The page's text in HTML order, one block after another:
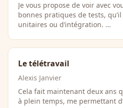
Je vous propose de voir avec
bonnes pratiques de tests, qu’il
unitaires ou d’intégration. …
Le télétravail
Alexis Janvier
Cela fait maintenant deux ans
à plein temps, me permettant